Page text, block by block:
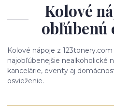
Kolové
obľúbenú
Kolové nápoje z 123tonery.com
najobľúbenejšie nealkoholické
kancelárie, eventy aj
osvieženie.